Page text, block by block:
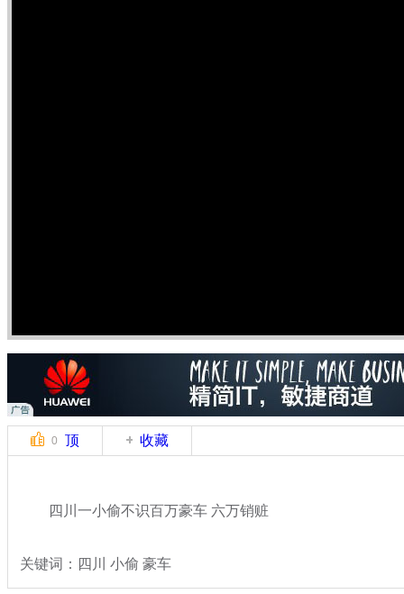
0 顶 收藏
四川一小偷不识百万豪车 六万销赃
关键词：四川 小偷 豪车